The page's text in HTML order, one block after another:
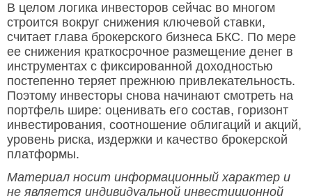
В целом логика инвесторов сейчас во многом
строится вокруг снижения ключевой ставки,
считает глава брокерского бизнеса БКС. По мере
ее снижения краткосрочное размещение денег в
инструментах с фиксированной доходностью
постепенно теряет прежнюю привлекательность.
Поэтому инвесторы снова начинают смотреть на
портфель шире: оценивать его состав, горизонт
инвестирования, соотношение облигаций и акций,
уровень риска, издержки и качество брокерской
платформы.
Материал носит информационный характер и
не является индивидуальной инвестиционной